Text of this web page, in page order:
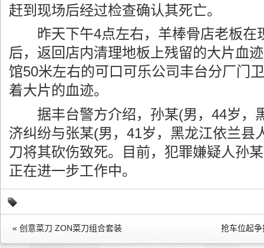
赶到现场后经过检查确认其死亡。
昨天下午4点左右，羊棒骨店老板在
后，返回店内清理地板上残留的大片血
馆50米左右的可口可乐公司丰台分厂门
着大片的血迹。
据丰台警方介绍，孙某(男，44岁，
济纠纷与张某(男，41岁，黑龙江依兰县
刀将其砍伤致死。目前，犯罪嫌疑人孙
正在进一步工作中。
« 创意菜刀 ZON菜刀组合套装 抢车位起